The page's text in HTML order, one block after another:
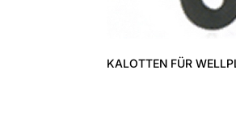
KALOTTEN FÜR